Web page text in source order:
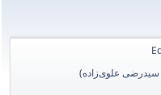
سیدرضی علوی‌زاده)